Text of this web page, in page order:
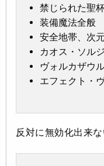
禁じられた聖
装備魔法全般
安全地帯、次
カオス・ソル
ヴォルカザウ
エフェクト・
反対に無効化出来